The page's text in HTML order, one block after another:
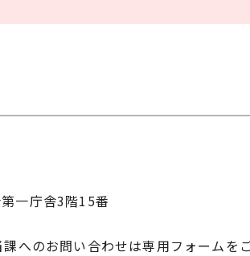
一庁舎3階15番
へのお問い合わせは専用フォームを